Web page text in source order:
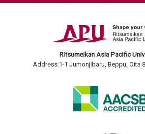
Ritsumeikan Asia Pacific
Address:1-1 Jumonjibaru, Beppu, Oita